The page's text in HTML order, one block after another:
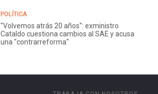
POLÍTICA
"Volvemos atrás 20 años": exministro
Cataldo cuestiona cambios al SAE y acusa
una "contrarreforma"